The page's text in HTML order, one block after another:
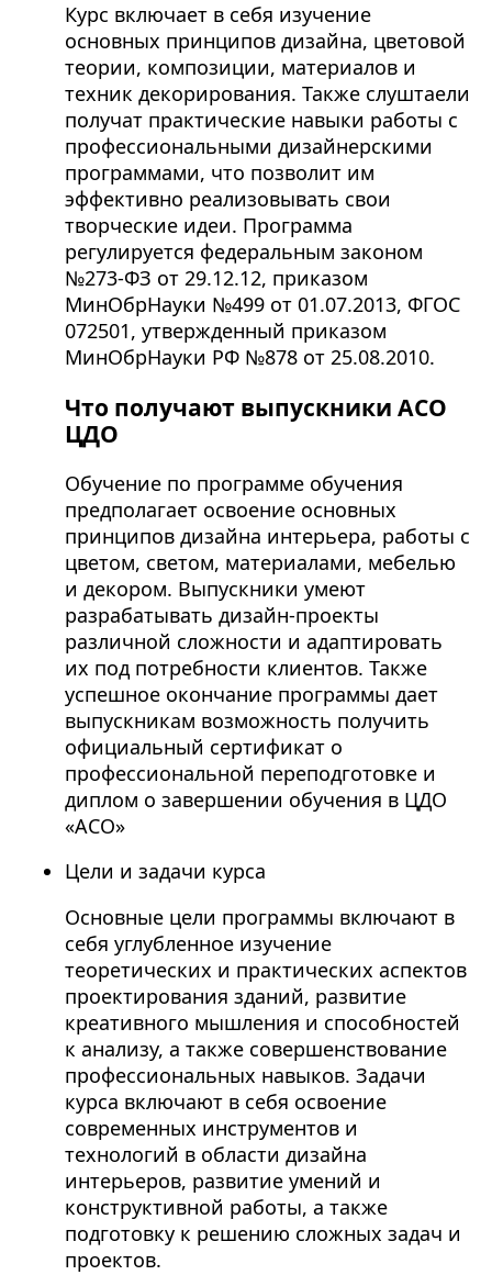
Курс включает в себя изучение
основных принципов дизайна, цветовой
теории, композиции, материалов и
техник декорирования. Также слуштаели
получат практические навыки работы с
профессиональными дизайнерскими
программами, что позволит им
эффективно реализовывать свои
творческие идеи. Программа
регулируется федеральным законом
№273-ФЗ от 29.12.12, приказом
МинОбрНауки №499 от 01.07.2013, ФГОС
072501, утвержденный приказом
МинОбрНауки РФ №878 от 25.08.2010.
Что получают выпускники АСО
ЦДО
Обучение по программе обучения
предполагает освоение основных
принципов дизайна интерьера, работы с
цветом, светом, материалами, мебелью
и декором. Выпускники умеют
разрабатывать дизайн-проекты
различной сложности и адаптировать
их под потребности клиентов. Также
успешное окончание программы дает
выпускникам возможность получить
официальный сертификат о
профессиональной переподготовке и
диплом о завершении обучения в ЦДО
«АСО»
Цели и задачи курса
Основные цели программы включают в
себя углубленное изучение
теоретических и практических аспектов
проектирования зданий, развитие
креативного мышления и способностей
к анализу, а также совершенствование
профессиональных навыков. Задачи
курса включают в себя освоение
современных инструментов и
технологий в области дизайна
интерьеров, развитие умений и
конструктивной работы, а также
подготовку к решению сложных задач и
проектов.